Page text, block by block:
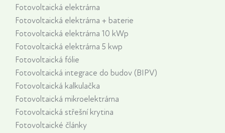
Fotovoltaická elektrárna
Fotovoltaická elektrárna + baterie
Fotovoltaická elektrárna 10 kWp
Fotovoltaická elektrárna 5 kwp
Fotovoltaická fólie
Fotovoltaická integrace do budov (BIPV)
Fotovoltaická kalkulačka
Fotovoltaická mikroelektrárna
Fotovoltaická střešní krytina
Fotovoltaické články